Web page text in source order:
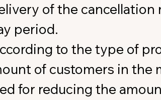
of the cancellation
period.
to the type of
of customers in the
for reducing the